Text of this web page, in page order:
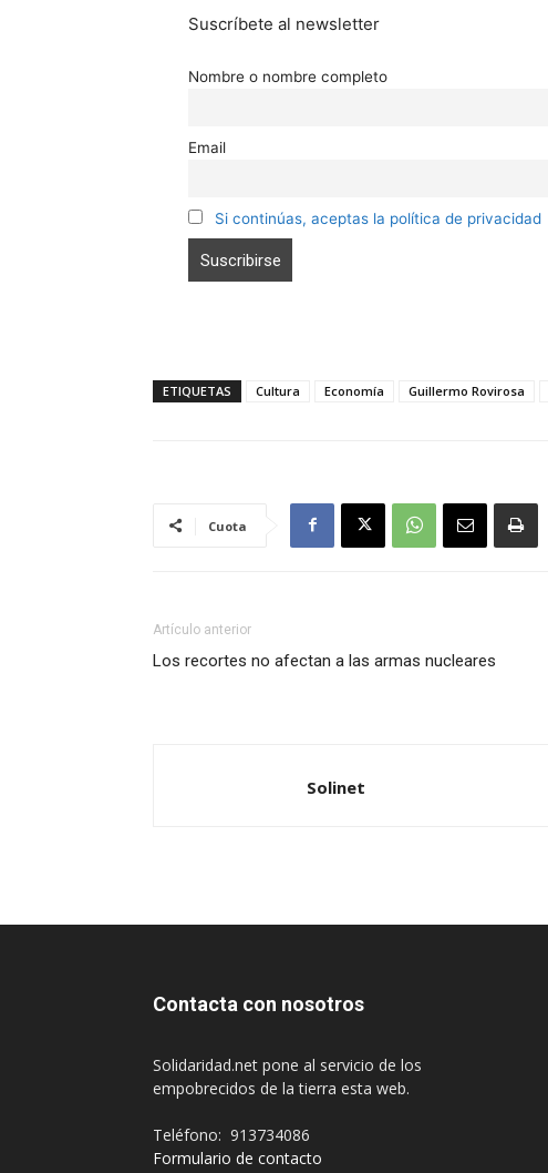
Suscríbete al newsletter
Nombre o nombre completo
Email
Si continúas, aceptas la política de privacidad
ETIQUETAS Cultura Economía Guillermo Rovirosa
Cuota
Artículo anterior
Los recortes no afectan a las armas nucleares
Solinet
Contacta con nosotros
Solidaridad.net pone al servicio de los
empobrecidos de la tierra esta web.
Teléfono: 913734086
Formulario de contacto